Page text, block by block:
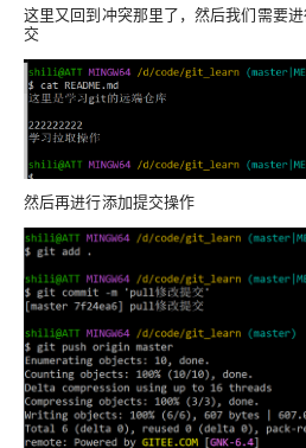
这里又回到冲突那里了，然后我们需要
交
然后再进行添加提交操作